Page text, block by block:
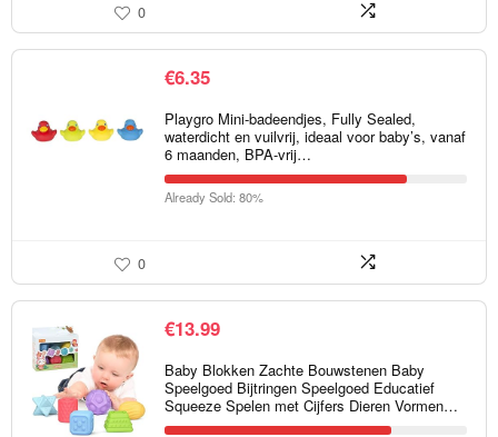
0
€6.35
Playgro Mini-badeendjes, Fully Sealed,
waterdicht en vuilvrij, ideaal voor baby’s, vanaf
6 maanden, BPA-vrij…
Already Sold: 80%
0
€13.99
Baby Blokken Zachte Bouwstenen Baby
Speelgoed Bijtringen Speelgoed Educatief
Squeeze Spelen met Cijfers Dieren Vormen…